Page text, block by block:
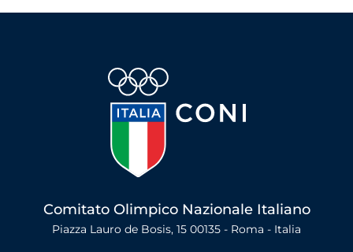
Comitato Olimpico Nazionale Italiano
Piazza Lauro de Bosis, 15 00135 - Roma - Italia